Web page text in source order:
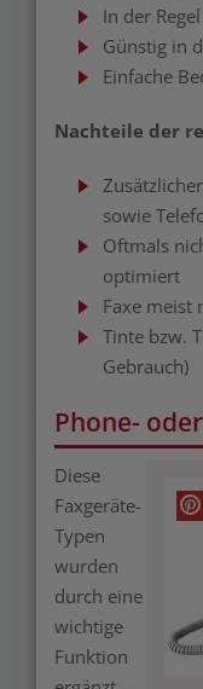
In der
Günstig in
Einfache
Nachteile der
Zusätzlicher
sowie
Oftmals
optimiert
Faxe meist
Tinte bzw.
Gebrauch)
Phone-
Diese
Faxgeräte-
Typen
wurden
durch eine
wichtige
Funktion